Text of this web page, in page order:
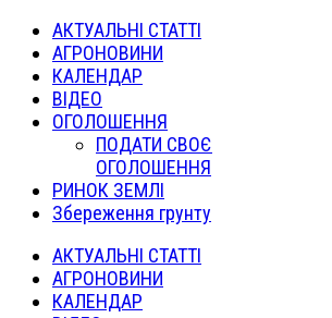
АКТУАЛЬНІ СТАТТІ
АГРОНОВИНИ
КАЛЕНДАР
ВІДЕО
ОГОЛОШЕННЯ
ПОДАТИ СВОЄ
ОГОЛОШЕННЯ
РИНОК ЗЕМЛІ
Збереження грунту
АКТУАЛЬНІ СТАТТІ
АГРОНОВИНИ
КАЛЕНДАР